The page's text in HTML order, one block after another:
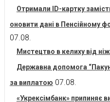
Отримали ID-картку
оновити дані в Пенсійному
07.08.
Мистецтво в келиху від
Державна допомога
за виплатою 07.08.
«Укрексімбанк» припиняє